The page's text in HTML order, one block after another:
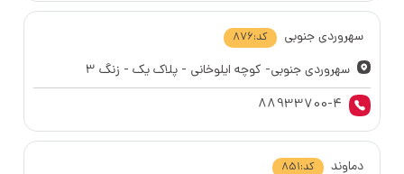
سهروردی جنوبی کد:876
سهروردی جنوبی- کوچه ایلوخانی - پلاک یک - زنگ 3
88933700-4
دماوند کد:851